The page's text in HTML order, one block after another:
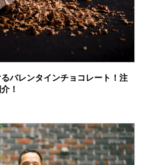
バレンタインチョコレート！注
！